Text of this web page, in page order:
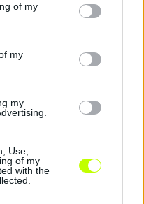
You may click to
its third-party tags to
in below Google
of my
my
my
Use,
of my
with the
a három
is tudtam szerezni,
a
még húsz gólt
is vége, úgyhogy
a célig, amit a
előtt. Még
mennyi, de már